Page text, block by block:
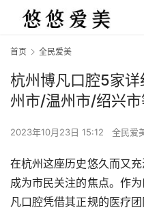
首页 全民爱美
杭州博凡口腔5家
州市/温州市/绍兴
2023年10月23日 15:12 全民爱
在杭州这座历史悠久而又
成为市民关注的焦点。作
凡口腔凭借其正规的医疗